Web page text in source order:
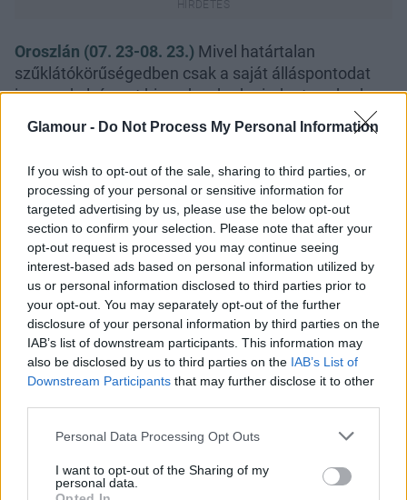
Glamour - Do Not Process My Personal Information
If you wish to opt-out of the sale, sharing to third parties, or
processing of your personal or sensitive information for
targeted advertising by us, please use the below opt-out
section to confirm your selection. Please note that after your
opt-out request is processed you may continue seeing
interest-based ads based on personal information utilized by
us or personal information disclosed to third parties prior to
your opt-out. You may separately opt-out of the further
disclosure of your personal information by third parties on the
IAB’s list of downstream participants. This information may
also be disclosed by us to third parties on the IAB’s List of
Downstream Participants that may further disclose it to other
Please note that this website/app uses one or more Google
not limited to your visit or usage behaviour. You may click to
grant or deny consent to Google and its third-party tags to
Personal Data Processing Opt Outs
I want to opt-out of the Sharing of my
personal data.
Oroszlán (07. 23-08. 23.) Mivel határtalan
szűklátókörűségedben csak a saját álláspontodat
ismered el, és azt hiszed, neked mindent szabad,
nem ártana, ha egy kicsit elnézőbb lennél.
véleményen lennél a pároddal vagy a legjobb
barátnőddel, aztán meg mész a saját fejed után, ne
makacskodj, nincs mindenben igazad.
Mérleg (09. 24-10. 23.)Ne ítéld el rokonaidat, ha
nem akarnak közreműködni vállalkozásodban, ma
semmi garanciád sincs arra, hogy sikerül szert
tenned némi haszonra.
Skorpió (10. 24-11. 22.)Ha egy jómódú pasinál női
fortélyokkal, manipulációval próbálkozol, hogy
nem keresel annyit, mint a férfiak, de ez még egy